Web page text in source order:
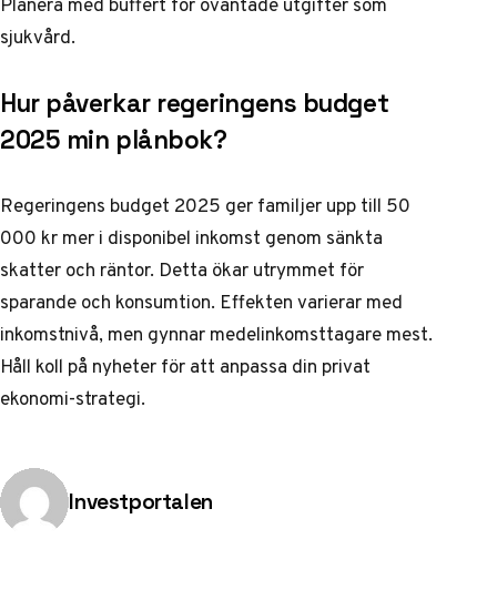
sjukvård.
Hur påverkar regeringens budget
2025 min plånbok?
Regeringens budget 2025 ger familjer upp till 50
000 kr mer i disponibel inkomst genom sänkta
skatter och räntor. Detta ökar utrymmet för
sparande och konsumtion. Effekten varierar med
inkomstnivå, men gynnar medelinkomsttagare mest.
Håll koll på nyheter för att anpassa din privat
ekonomi-strategi.
Publicerad av
Investportalen